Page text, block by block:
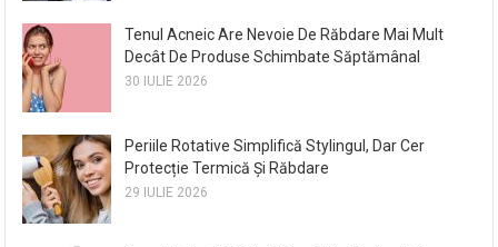
Tenul Acneic Are Nevoie De Răbdare Mai Mult
Decât De Produse Schimbate Săptămânal
30 IULIE 2026
Periile Rotative Simplifică Stylingul, Dar Cer
Protecție Termică Și Răbdare
29 IULIE 2026